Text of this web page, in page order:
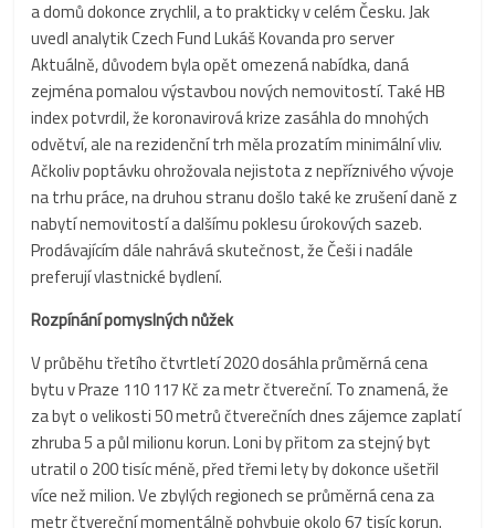
a domů dokonce zrychlil, a to prakticky v celém Česku. Jak
uvedl analytik Czech Fund Lukáš Kovanda pro server
Aktuálně, důvodem byla opět omezená nabídka, daná
zejména pomalou výstavbou nových nemovitostí. Také HB
index potvrdil, že koronavirová krize zasáhla do mnohých
odvětví, ale na rezidenční trh měla prozatím minimální vliv.
Ačkoliv poptávku ohrožovala nejistota z nepříznivého vývoje
na trhu práce, na druhou stranu došlo také ke zrušení daně z
nabytí nemovitostí a dalšímu poklesu úrokových sazeb.
Prodávajícím dále nahrává skutečnost, že Češi i nadále
preferují vlastnické bydlení.
Rozpínání pomyslných nůžek
V průběhu třetího čtvrtletí 2020 dosáhla průměrná cena
bytu v Praze 110 117 Kč za metr čtvereční. To znamená, že
za byt o velikosti 50 metrů čtverečních dnes zájemce zaplatí
zhruba 5 a půl milionu korun. Loni by přitom za stejný byt
utratil o 200 tisíc méně, před třemi lety by dokonce ušetřil
více než milion. Ve zbylých regionech se průměrná cena za
metr čtvereční momentálně pohybuje okolo 67 tisíc korun.